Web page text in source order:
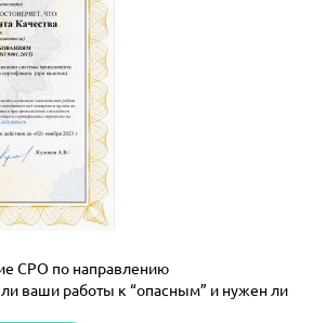
СРО по направлению
ли ваши работы к “опасным” и нужен ли